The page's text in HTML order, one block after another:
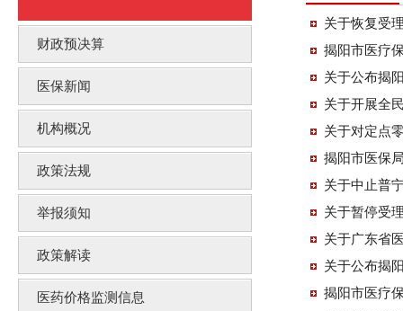
财政预决算
医保新闻
机构概况
政策法规
举报须知
政策解读
医药价格监测信息
关于恢复受
揭阳市医疗
关于公布揭
关于开展全
关于对定点
揭阳市医保
关于中止普
关于暂停受
关于广东省
关于公布揭
揭阳市医疗